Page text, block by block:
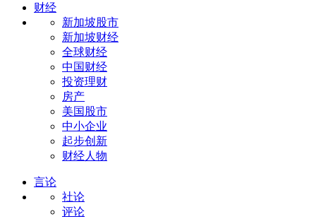
财经
新加坡股市
新加坡财经
全球财经
中国财经
投资理财
房产
美国股市
中小企业
起步创新
财经人物
言论
社论
评论